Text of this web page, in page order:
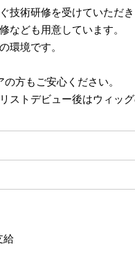
技術研修を受けていただ
なども用意しています。
環境です。
方もご安心ください。
ストデビュー後はウィッ
給